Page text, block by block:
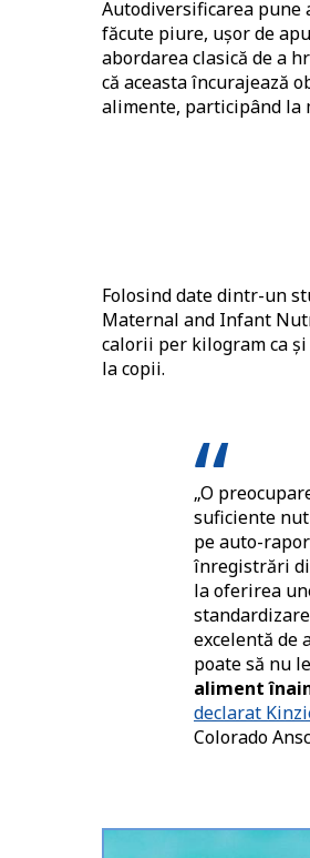
Autodiversificarea pune
făcute piure, ușor de
abordarea clasică de a
că aceasta încurajează
alimente, participând la
Folosind date dintr-un
Maternal and Infant
calorii per kilogram ca
la copii.
„O
suficiente
pe auto-
înregistrări
la oferirea
excelentă de
poate să nu
aliment
declarat
Colorado